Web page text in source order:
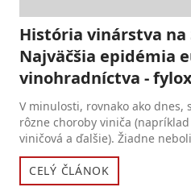
História vinárstva na
Najväčšia epidémia
vinohradníctva -
V minulosti, rovnako ako dnes,
rôzne choroby viniča
viničová a ďalšie). Žiadne
pr...
CELÝ ČLÁNOK